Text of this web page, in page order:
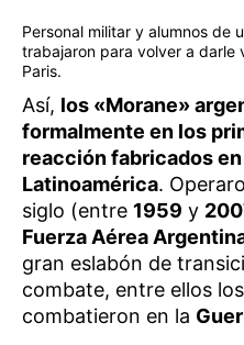
Personal militar y alumnos de
trabajaron para volver a darle
Paris.
Así, los «Morane»
formalmente en los
reacción fabricados
Latinoamérica.
siglo (entre 1959 y
Fuerza Aérea
gran eslabón de
combate, entre ellos
combatieron en la